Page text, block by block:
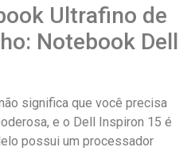
Ultrafino de
Notebook Dell
significa que você precisa
e o Dell Inspiron 15 é
possui um processador